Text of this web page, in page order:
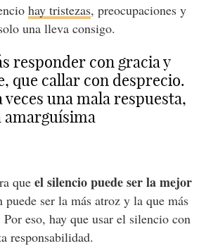
hay tristezas, preocupaciones y
una lleva consigo.
responder con gracia y
que callar con desprecio.
veces una mala respuesta,
amarguísima
que el silencio puede ser la mejor
puede ser la más atroz y la que más
Por eso, hay que usar el silencio con
responsabilidad.